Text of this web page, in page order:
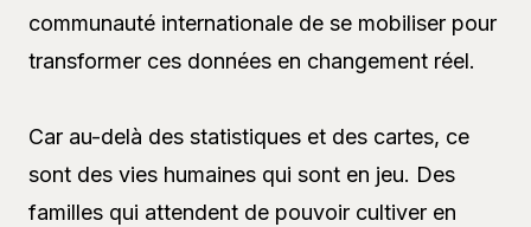
communauté internationale de se mobiliser pour
transformer ces données en changement réel.
Car au-delà des statistiques et des cartes, ce
sont des vies humaines qui sont en jeu. Des
familles qui attendent de pouvoir cultiver en